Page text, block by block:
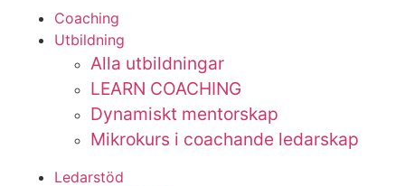
Coaching
Utbildning
Alla utbildningar
LEARN COACHING
Dynamiskt mentorskap
Mikrokurs i coachande ledarskap
Ledarstöd